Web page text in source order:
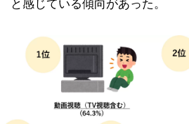
と感じている傾向があった。